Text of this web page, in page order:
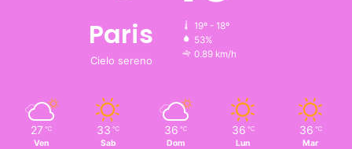
Paris
Cielo sereno
19º - 18º
53%
0.89 km/h
27 ℃
Ven
33 ℃
Sab
36 ℃
Dom
36 ℃
Lun
36 ℃
Mar